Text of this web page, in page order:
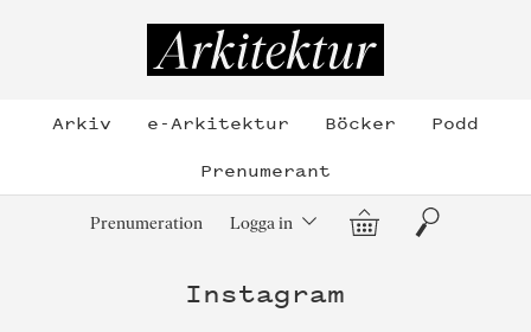
Arkiv e-Arkitektur Böcker
Podd
Prenumerant
Prenumeration Logga in Varukorg
Sök
Instagram